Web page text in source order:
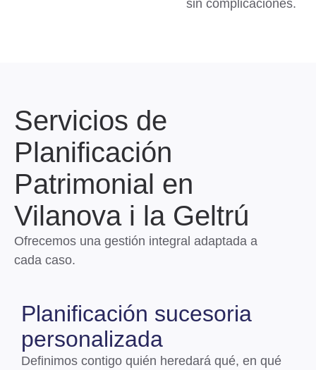
sin complicaciones.
Servicios de
Planificación
Patrimonial en
Vilanova i la Geltrú
Ofrecemos una gestión integral adaptada a
cada caso.
Planificación sucesoria
personalizada
Definimos contigo quién heredará qué, en qué